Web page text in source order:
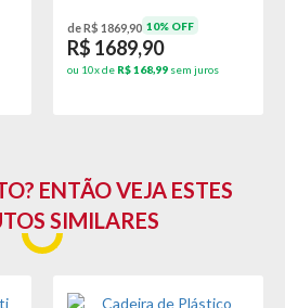
entregar o Produto para
e/ou sem documento de
de R$ 1869,90 10% OFF
R$ 1689,90
ou 10x de R$ 168,99 sem juros
ENTÃO VEJA ESTES
SIMILARES